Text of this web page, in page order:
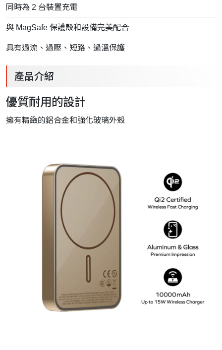
同時為 2 台裝置充電
與 MagSafe 保護殼和設備完美配合
具有過流、過壓、短路、過溫保護
產品介紹
優質耐用的設計
擁有精緻的鋁合金和強化玻璃外殼